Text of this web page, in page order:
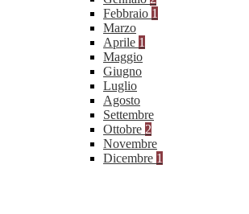
Febbraio 1
Marzo
Aprile 1
Maggio
Giugno
Luglio
Agosto
Settembre
Ottobre 2
Novembre
Dicembre 1